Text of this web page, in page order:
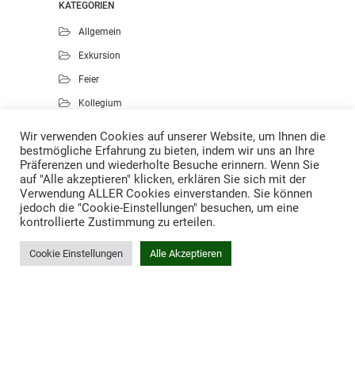
KATEGORIEN
Allgemein
Exkursion
Feier
Kollegium
Musik
Projekte
Sport
Wir verwenden Cookies auf unserer Website, um Ihnen die
bestmögliche Erfahrung zu bieten, indem wir uns an Ihre
Präferenzen und wiederholte Besuche erinnern. Wenn Sie
auf "Alle akzeptieren" klicken, erklären Sie sich mit der
Verwendung ALLER Cookies einverstanden. Sie können
jedoch die "Cookie-Einstellungen" besuchen, um eine
kontrollierte Zustimmung zu erteilen.
Cookie Einstellungen Alle Akzeptieren